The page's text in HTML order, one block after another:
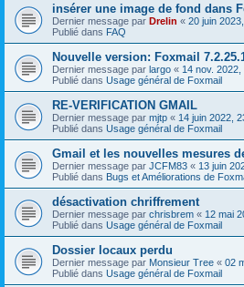
insérer une image de fond dans
Dernier message par Drelin « 20 juin
Publié dans FAQ
Nouvelle version: Foxmail
Dernier message par largo « 14 nov. 2022,
Publié dans Usage général de Foxmail
RE-VERIFICATION GMAIL
Dernier message par mjtp « 14 juin 2022,
Publié dans Usage général de Foxmail
Gmail et les nouvelles mesures
Dernier message par JCFM83 « 13 juin
Publié dans Bugs et Améliorations de
désactivation chriffrement
Dernier message par chrisbrem « 12 mai
Publié dans Usage général de Foxmail
Dossier locaux perdu
Dernier message par Monsieur Tree « 02
Publié dans Usage général de Foxmail